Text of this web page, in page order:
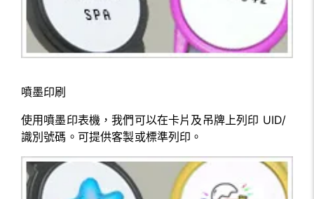
噴墨印刷
使用噴墨印表機，我們可以在卡片及吊牌上列印 UID/
識別號碼。可提供客製或標準列印。